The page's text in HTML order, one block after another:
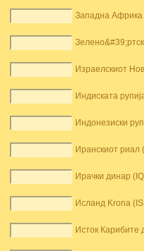
Западна Африка
Израелскиот
Индиската
Индонезиски
Иранскиот риал
Ирачки динар
Исланд Krona
Исток Карибите